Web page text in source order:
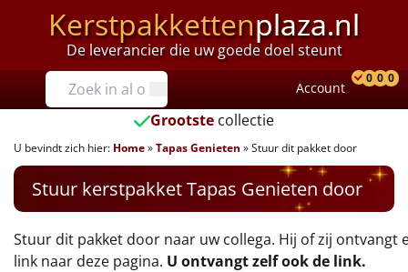
Kerstpakkettenplaza.nl
De leverancier die uw goede doel steunt
Prijzen
Tot €25
€25 tot €35
€35 tot €40
€40 tot €45
Account
0 0 0
Grootste collectie
U bevindt zich hier: Home»Tapas Genieten »Stuur dit pakket door
Stuur kerstpakket Tapas Genieten door
Stuur dit pakket door naar uw collega. Hij of zij ontvangt
link naar deze pagina. U ontvangt zelf ook de link.